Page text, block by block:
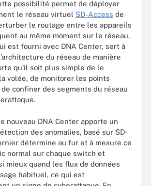
possibilité permet de déployer
le réseau virtuel SD-Access de
le routage entre les appareils
au même moment sur le réseau.
est fourni avec DNA Center, sert à
du réseau de manière
qu’il soit plus simple de le
volée, de monitorer les points
de confiner des segments du réseau
nouveau DNA Center apporte un
des anomalies, basé sur SD-
détermine au fur et à mesure ce
normal sur chaque switch et
mieux quand les flux de données
habituel, ce qui est